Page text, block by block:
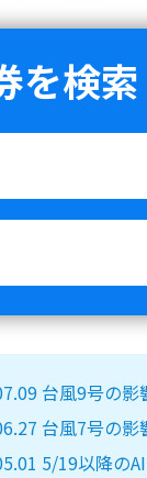
を検索
台風9号の
台風7号の
5/19以降の